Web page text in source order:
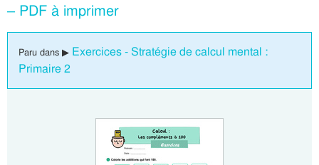
– PDF à imprimer
Paru dans ▶ Exercices - Stratégie de calcul mental :
Primaire 2